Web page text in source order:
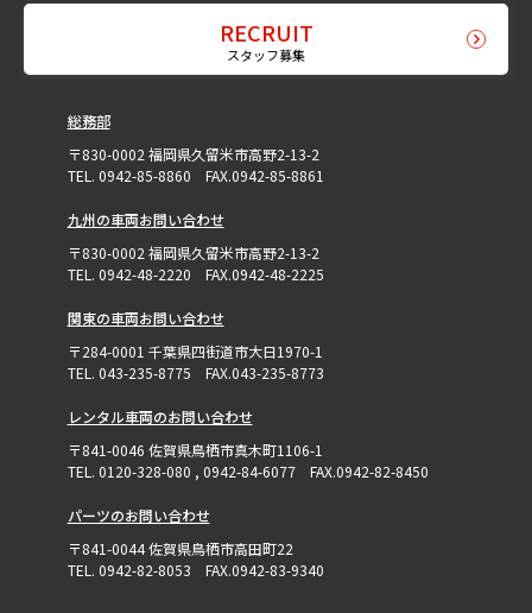
RECRUIT
スタッフ募集
総務部
〒830-0002 福岡県久留米市高野2-13-2
TEL. 0942-85-8860 FAX.0942-85-8861
九州の車両お問い合わせ
〒830-0002 福岡県久留米市高野2-13-2
TEL. 0942-48-2220 FAX.0942-48-2225
関東の車両お問い合わせ
〒284-0001 千葉県四街道市大日1970-1
TEL. 043-235-8775 FAX.043-235-8773
レンタル車両のお問い合わせ
〒841-0046 佐賀県鳥栖市真木町1106-1
TEL. 0120-328-080 , 0942-84-6077 FAX.0942-82-8450
パーツのお問い合わせ
〒841-0044 佐賀県鳥栖市高田町22
TEL. 0942-82-8053 FAX.0942-83-9340